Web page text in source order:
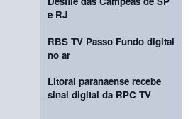
e RJ
RBS TV Passo Fundo digital
no ar
Litoral paranaense recebe
sinal digital da RPC TV